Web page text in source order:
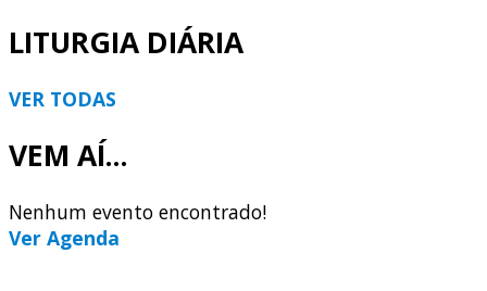
LITURGIA DIÁRIA
VER TODAS
VEM AÍ...
Nenhum evento encontrado!
Ver Agenda